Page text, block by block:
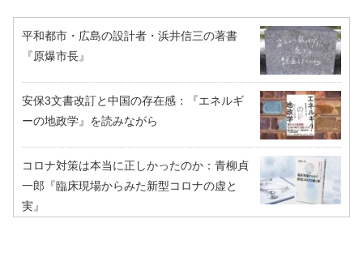
平和都市・広島の設計者・浜井信三の著書
『原爆市長』
安保3文書改訂と中国の存在感：『エネルギ
ーの地政学』を読みながら
コロナ対策は本当に正しかったのか：青柳貞
一郎『臨床現場からみた新型コロナの虚と
実』